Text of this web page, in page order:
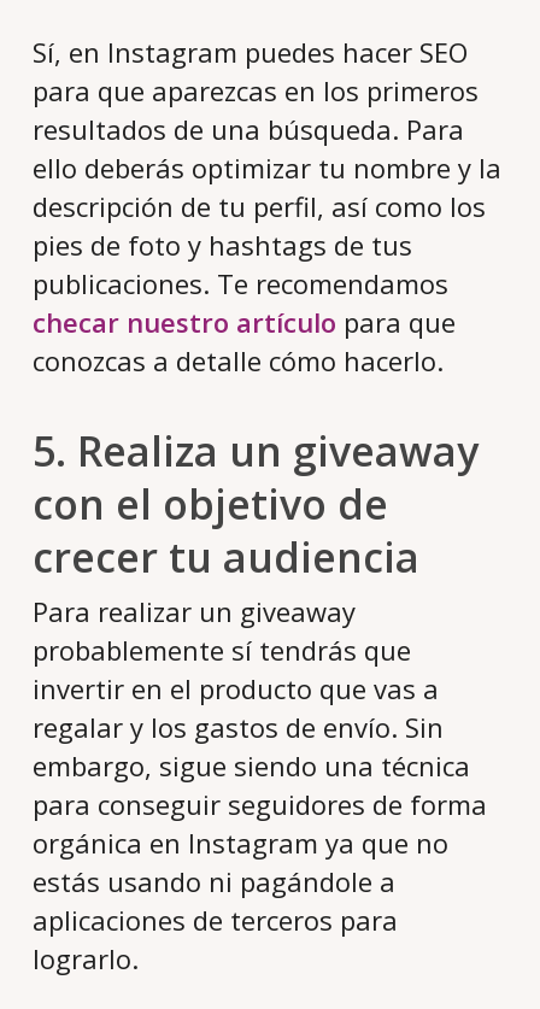
Sí, en Instagram puedes hacer SEO
para que aparezcas en los primeros
resultados de una búsqueda. Para
ello deberás optimizar tu nombre y la
descripción de tu perfil, así como los
pies de foto y hashtags de tus
publicaciones. Te recomendamos
checar nuestro artículo para que
conozcas a detalle cómo hacerlo.
5. Realiza un giveaway
con el objetivo de
crecer tu audiencia
Para realizar un giveaway
probablemente sí tendrás que
invertir en el producto que vas a
regalar y los gastos de envío. Sin
embargo, sigue siendo una técnica
para conseguir seguidores de forma
orgánica en Instagram ya que no
estás usando ni pagándole a
aplicaciones de terceros para
lograrlo.